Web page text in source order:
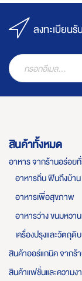
ลงทะเบียน
สินค้าทั้งหมด
อาหาร จากร้านอร่อยทั่
อาหารถิ่น ฟินถึงบ้าน
อาหารเพื่อสุขภาพ
อาหารว่าง ขนมหวา
เครื่องปรุงและวัตถุดิบ
สินค้าออร์แกนิค จาก
สินค้าแฟชั่นและความง